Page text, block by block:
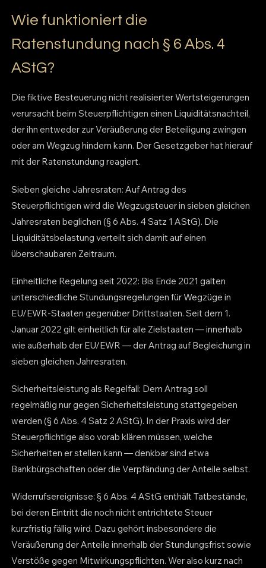
Wie funktioniert die
Ratenstundung nach § 6 Abs. 4
AStG?
Die fiktive Besteuerung nicht realisierter Wertsteigerungen
verursacht beim Steuerpflichtigen einen Liquiditätsnachteil,
der ihn entweder zur Veräußerung der Beteiligung zwingen
oder am Wegzug hindern kann. Der Gesetzgeber hat hierauf
mit der Ratenstundung reagiert.
Sieben gleiche Jahresraten: Auf Antrag des
Steuerpflichtigen wird die Wegzugsteuer in sieben gleichen
Jahresraten beglichen (§ 6 Abs. 4 Satz 1 AStG). Die
Liquiditätsbelastung verteilt sich damit auf einen
überschaubaren Zeitraum.
Einheitliche Regelung seit 2022: Bis Ende 2021 galten
unterschiedliche Stundungsregelungen für Wegzüge in
EU/EWR-Staaten gegenüber Drittstaaten. Seit dem 1.
Januar 2022 gilt einheitlich für alle Zielstaaten — innerhalb
wie außerhalb der EU/EWR — der Antrag auf Begleichung in
sieben gleichen Jahresraten.
Sicherheitsleistung als Regelfall: Dem Antrag soll
regelmäßig nur gegen Sicherheitsleistung stattgegeben
werden (§ 6 Abs. 4 Satz 2 AStG). In der Praxis wird der
Steuerpflichtige also vorab klären müssen, welche
Sicherheiten er stellen kann — denkbar sind etwa
Bankbürgschaften oder die Verpfändung der Anteile selbst.
Widerrufsereignisse: § 6 Abs. 4 AStG enthält Tatbestände,
bei deren Eintritt die noch nicht entrichtete Steuer
kurzfristig fällig wird. Dazu gehört insbesondere die
Veräußerung der Anteile innerhalb der Stundungsfrist sowie
Verstöße gegen Mitwirkungspflichten. Wer also kurz nach